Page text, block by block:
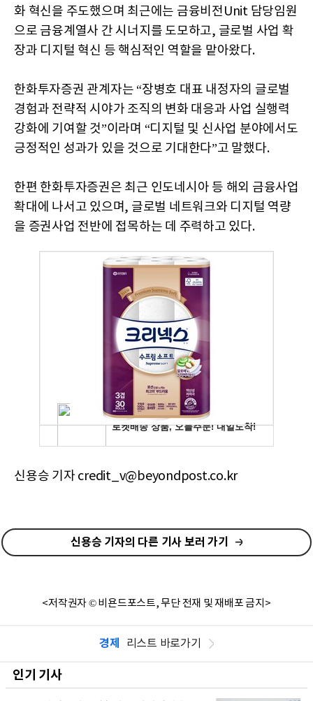
화 혁신을 주도했으며 최근에는 금융비전Unit 담당임원
으로 금융계열사 간 시너지를 도모하고, 글로벌 사업 확
장과 디지털 혁신 등 핵심적인 역할을 맡아왔다.
한화투자증권 관계자는 “장병호 대표 내정자의 글로벌
경험과 전략적 시야가 조직의 변화 대응과 사업 실행력
강화에 기여할 것”이라며 “디지털 및 신사업 분야에서도
긍정적인 성과가 있을 것으로 기대한다”고 말했다.
한편 한화투자증권은 최근 인도네시아 등 해외 금융사업
확대에 나서고 있으며, 글로벌 네트워크와 디지털 역량
을 증권사업 전반에 접목하는 데 주력하고 있다.
신용승 기자 credit_v@beyondpost.co.kr
신용승 기자의 다른 기사 보러 가기
<저작권자 © 비욘드포스트, 무단 전재 및 재배포 금지>
경제 리스트 바로가기
인기 기사